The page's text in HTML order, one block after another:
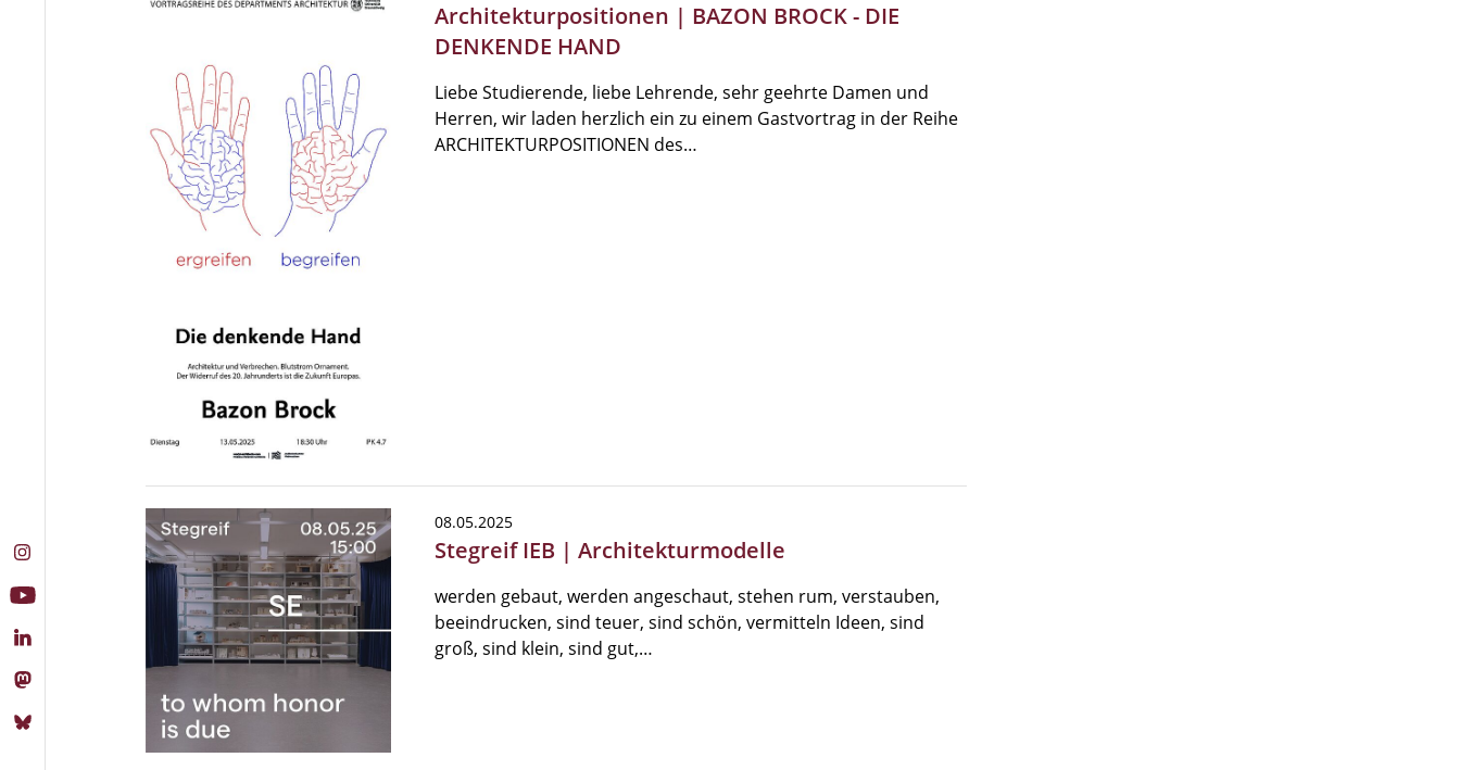
Architekturpositionen | BAZON BROCK - DIE
DENKENDE HAND
Liebe Studierende, liebe Lehrende, sehr geehrte Damen und
Herren, wir laden herzlich ein zu einem Gastvortrag in der Reihe
ARCHITEKTURPOSITIONEN des…
08.05.2025
Stegreif IEB | Architekturmodelle
werden gebaut, werden angeschaut, stehen rum, verstauben,
beeindrucken, sind teuer, sind schön, vermitteln Ideen, sind
groß, sind klein, sind gut,…